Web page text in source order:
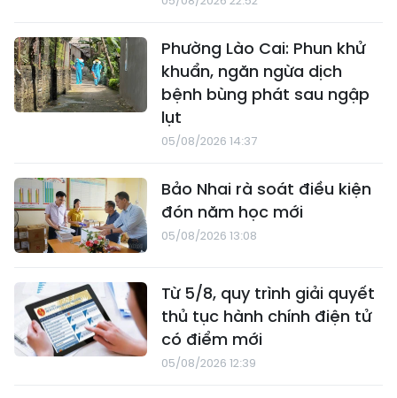
Phường Lào Cai: Phun khử
khuẩn, ngăn ngừa dịch
bệnh bùng phát sau ngập
lụt
05/08/2026 14:37
Bảo Nhai rà soát điều kiện
đón năm học mới
05/08/2026 13:08
Từ 5/8, quy trình giải quyết
thủ tục hành chính điện tử
có điểm mới
05/08/2026 12:39